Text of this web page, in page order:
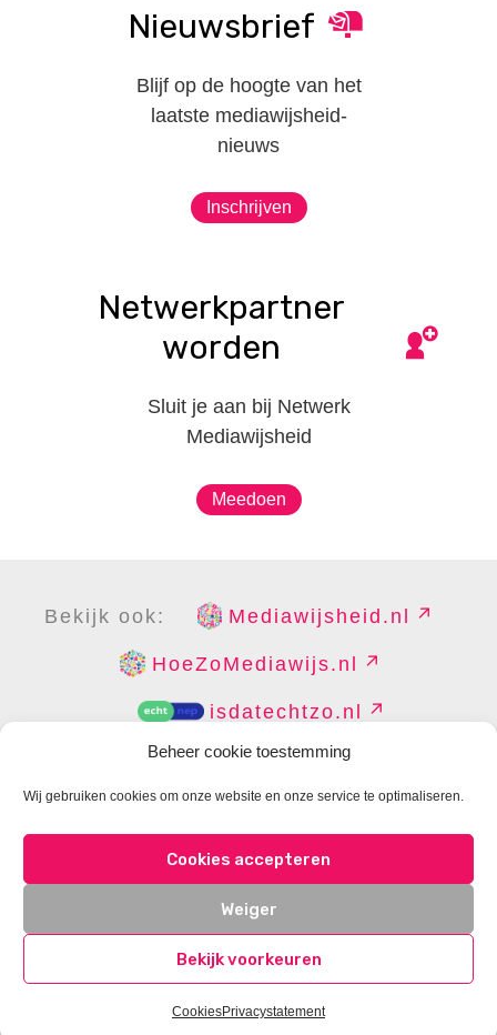
Beheer cookie toestemming
Wij gebruiken cookies om onze website en onze service te optimaliseren.
Cookies accepteren
Weiger
Bekijk voorkeuren
CookiesPrivacystatement
Nieuwsbrief
Blijf op de hoogte van het
laatste mediawijsheid-
nieuws
Inschrijven
Netwerkpartner
worden
Sluit je aan bij Netwerk
Mediawijsheid
Meedoen
Bekijk ook: Mediawijsheid.nl
HoeZoMediawijs.nl
isdatechtzo.nl
DISCLAIMER PRIVACY
CONTACT
COOKIES BEHEREN